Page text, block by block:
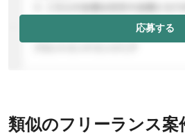
応募する
類似のフリーランス案